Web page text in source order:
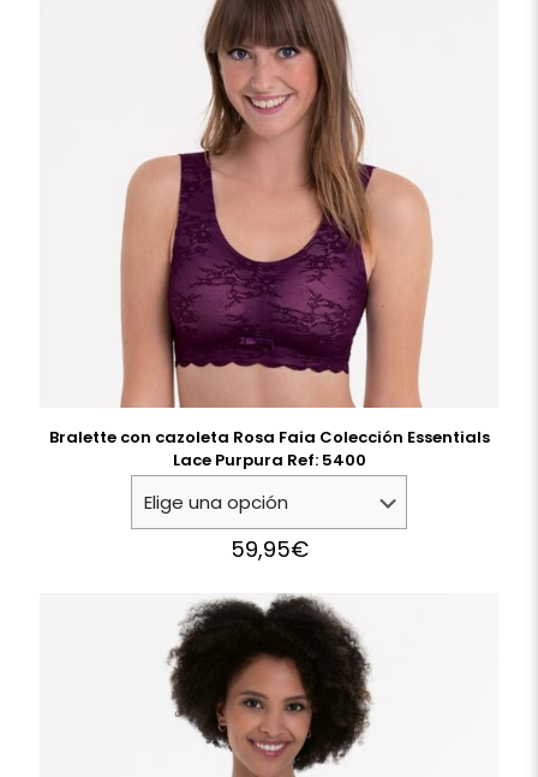
Bralette con cazoleta Rosa Faia Colección Essentials
Lace Purpura Ref: 5400
59,95€